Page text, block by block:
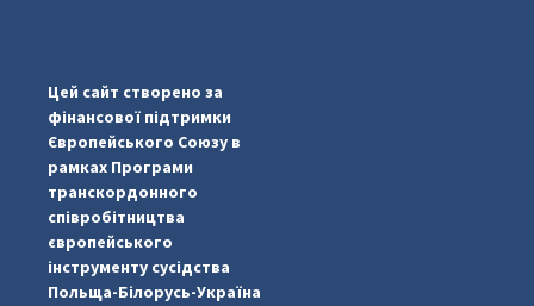
pimrec_project
Цей сайт створено за
фінансової підтримки
Європейського Союзу в
рамках Програми
транскордонного
співробітництва
європейського
інструменту сусідства
Польща-Білорусь-Україна